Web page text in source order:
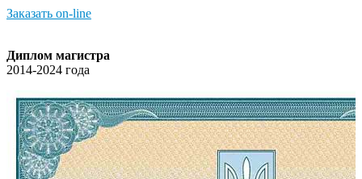
Заказать on-line
Диплом магистра
2014-2024 года